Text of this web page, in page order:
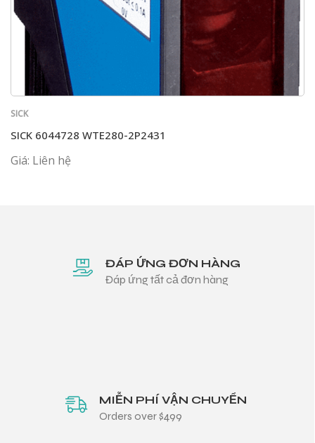
SICK
SICK 6044728 WTE280-2P2431
Giá: Liên hệ
ĐÁP ỨNG ĐƠN HÀNG
Đáp ứng tất cả đơn hàng
MIỄN PHÍ VẬN CHUYỂN
Orders over $499